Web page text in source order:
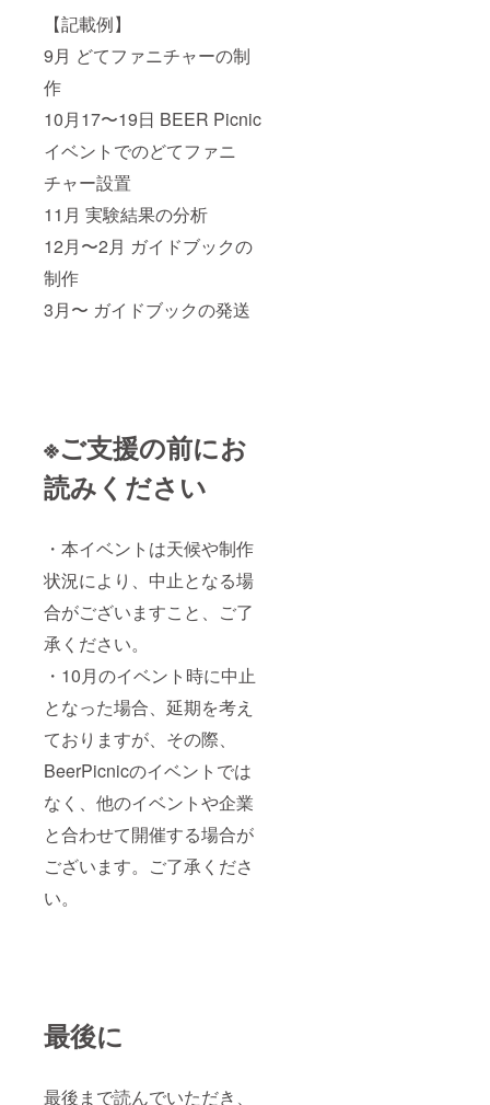
【記載例】
9月 どてファニチャーの制
作
10月17〜19日 BEER Picnic
イベントでのどてファニ
チャー設置
11月 実験結果の分析
12月〜2月 ガイドブックの
制作
3月〜 ガイドブックの発送
※ご支援の前にお
読みください
・本イベントは天候や制作
状況により、中止となる場
合がございますこと、ご了
承ください。
・10月のイベント時に中止
となった場合、延期を考え
ておりますが、その際、
BeerPicnicのイベントでは
なく、他のイベントや企業
と合わせて開催する場合が
ございます。ご了承くださ
い。
最後に
最後まで読んでいただき、